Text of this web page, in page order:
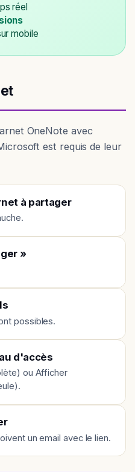
réel
mobile
OneNote avec
est requis de leur
à partager
»
possibles.
d'accès
ou Afficher
un email avec le lien.